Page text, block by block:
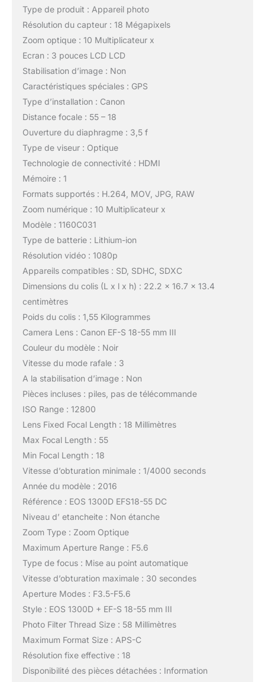
Type de produit : Appareil photo
Résolution du capteur : 18 Mégapixels
Zoom optique : 10 Multiplicateur x
Ecran : 3 pouces LCD LCD
Stabilisation d’image : Non
Caractéristiques spéciales : GPS
Type d’installation : Canon
Distance focale : 55 – 18
Ouverture du diaphragme : 3,5 f
Type de viseur : Optique
Technologie de connectivité : HDMI
Mémoire : 1
Formats supportés : H.264, MOV, JPG, RAW
Zoom numérique : 10 Multiplicateur x
Modèle : 1160C031
Type de batterie : Lithium-ion
Résolution vidéo : 1080p
Appareils compatibles : SD, SDHC, SDXC
Dimensions du colis (L x l x h) : 22.2 x 16.7 x 13.4
centimètres
Poids du colis : 1,55 Kilogrammes
Camera Lens : Canon EF-S 18-55 mm III
Couleur du modèle : Noir
Vitesse du mode rafale : 3
A la stabilisation d’image : Non
Pièces incluses : piles, pas de télécommande
ISO Range : 12800
Lens Fixed Focal Length : 18 Millimètres
Max Focal Length : 55
Min Focal Length : 18
Vitesse d’obturation minimale : 1/4000 seconds
Année du modèle : 2016
Référence : EOS 1300D EFS18-55 DC
Niveau d’ etancheite : Non étanche
Zoom Type : Zoom Optique
Maximum Aperture Range : F5.6
Type de focus : Mise au point automatique
Vitesse d’obturation maximale : 30 secondes
Aperture Modes : F3.5-F5.6
Style : EOS 1300D + EF-S 18-55 mm III
Photo Filter Thread Size : 58 Millimètres
Maximum Format Size : APS-C
Résolution fixe effective : 18
Disponibilité des pièces détachées : Information